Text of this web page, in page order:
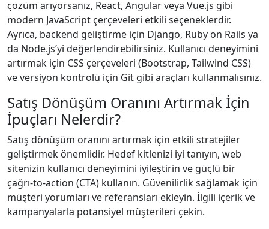
çözüm arıyorsanız, React, Angular veya Vue.js gibi
modern JavaScript çerçeveleri etkili seçeneklerdir.
Ayrıca, backend geliştirme için Django, Ruby on Rails ya
da Node.js’yi değerlendirebilirsiniz. Kullanıcı deneyimini
artırmak için CSS çerçeveleri (Bootstrap, Tailwind CSS)
ve versiyon kontrolü için Git gibi araçları kullanmalısınız.
Satış Dönüşüm Oranını Artırmak İçin
İpuçları Nelerdir?
Satış dönüşüm oranını artırmak için etkili stratejiler
geliştirmek önemlidir. Hedef kitlenizi iyi tanıyın, web
sitenizin kullanıcı deneyimini iyileştirin ve güçlü bir
çağrı-to-action (CTA) kullanın. Güvenilirlik sağlamak için
müşteri yorumları ve referansları ekleyin. İlgili içerik ve
kampanyalarla potansiyel müşterileri çekin.